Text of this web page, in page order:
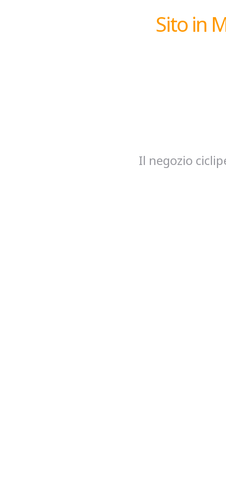
Sito in
Il negozio